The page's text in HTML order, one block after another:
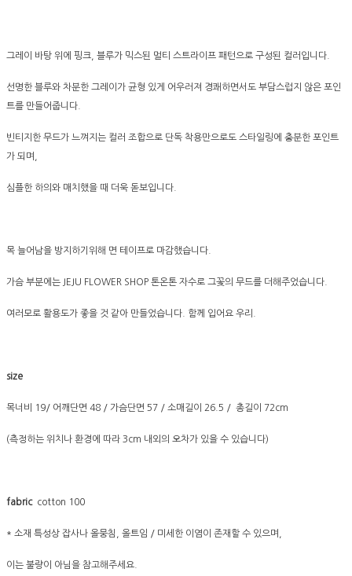
그레이 바탕 위에 핑크, 블루가 믹스된 멀티 스트라이프 패턴으로 구성된 컬러입니다.
선명한 블루와 차분한 그레이가 균형 있게 어우러져 경쾌하면서도 부담스럽지 않은 포인
트를 만들어줍니다.
빈티지한 무드가 느껴지는 컬러 조합으로 단독 착용만으로도 스타일링에 충분한 포인트
가 되며,
심플한 하의와 매치했을 때 더욱 돋보입니다.
목 늘어남을 방지하기위해 면 테이프로 마감했습니다.
가슴 부분에는 JEJU FLOWER SHOP 톤온톤 자수로 그꽃의 무드를 더해주었습니다.
여러모로 활용도가 좋을 것 같아 만들었습니다. 함께 입어요 우리.
size
목너비 19/ 어깨단면 48 / 가슴단면 57 / 소매길이 26.5 / 총길이 72cm
(측정하는 위치나 환경에 따라 3cm 내외의 오차가 있을 수 있습니다)
fabriccotton 100
* 소재 특성상 잡사나 올뭉침, 올트임 / 미세한 이염이 존재할 수 있으며,
이는 불량이 아님을 참고해주세요.